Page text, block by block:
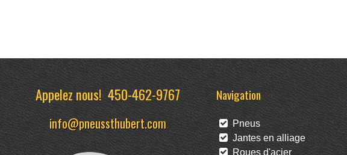
Appelez nous!450-462-9767
info@pneussthubert.com
Navigation
Pneus
Jantes en alliage
Roues d'acier